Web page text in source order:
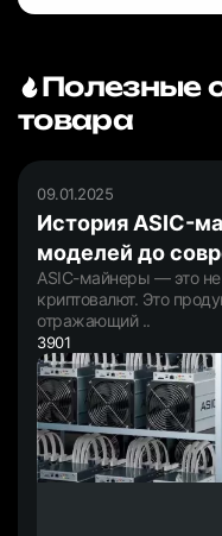
Полезные
товара
09.01.2025
История ASIC-
моделей до
ASIC-майнеры — это
криптовалют. Это
отражающий ..
3901